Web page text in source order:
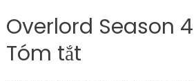
Overlord Season 4
Tóm tắt